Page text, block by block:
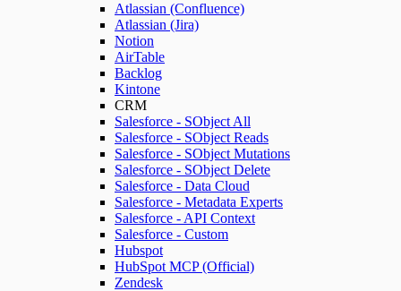
Atlassian (Confluence)
Atlassian (Jira)
Notion
AirTable
Backlog
Kintone
CRM
Salesforce - SObject All
Salesforce - SObject Reads
Salesforce - SObject Mutations
Salesforce - SObject Delete
Salesforce - Data Cloud
Salesforce - Metadata Experts
Salesforce - API Context
Salesforce - Custom
Hubspot
HubSpot MCP (Official)
Zendesk